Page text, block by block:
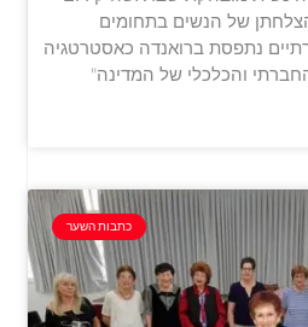
של הנשים בתחומים
נתפסת ברואנדה כאסטרטגיה
והכלכלי של המדינה"
כתבות השער